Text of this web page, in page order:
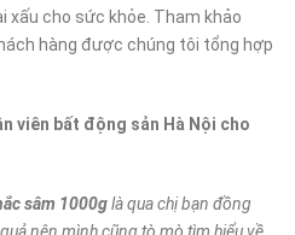
xấu cho sức khỏe. Tham khảo
hàng được chúng tôi tổng hợp
viên bất động sản Hà Nội cho
sâm 1000glà qua chị bạn đồng